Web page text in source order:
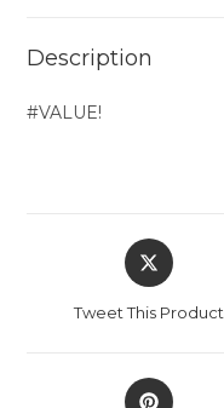
Description
#VALUE!
Tweet This Product